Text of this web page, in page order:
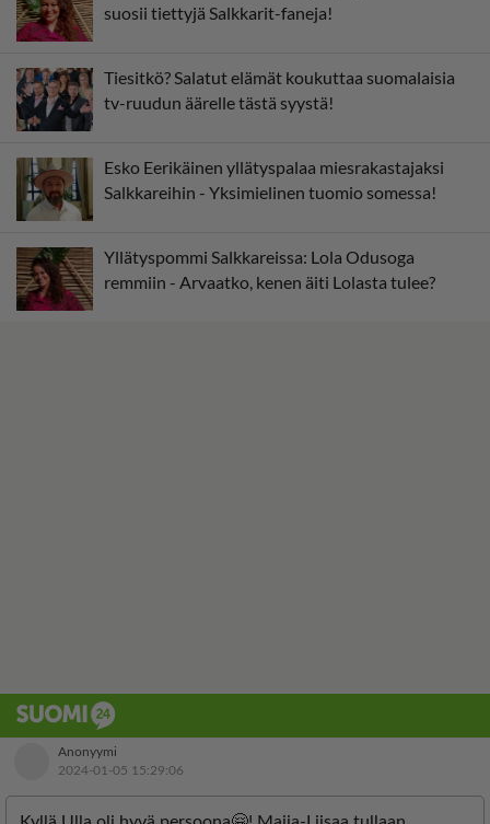
suosii tiettyjä Salkkarit-faneja!
Tiesitkö? Salatut elämät koukuttaa suomalaisia
tv-ruudun äärelle tästä syystä!
Esko Eerikäinen yllätyspalaa miesrakastajaksi
Salkkareihin - Yksimielinen tuomio somessa!
Yllätyspommi Salkkareissa: Lola Odusoga
remmiin - Arvaatko, kenen äiti Lolasta tulee?